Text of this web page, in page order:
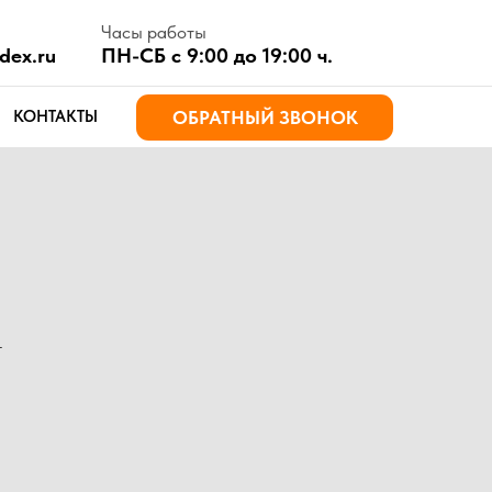
СБ с 9:00 до 19:00 ч.
ОБРАТНЫЙ ЗВОНОК